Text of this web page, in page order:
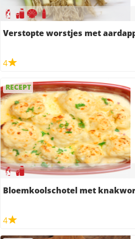
Verstopte worstjes met
4
RECEPT
Bloemkoolschotel met
4